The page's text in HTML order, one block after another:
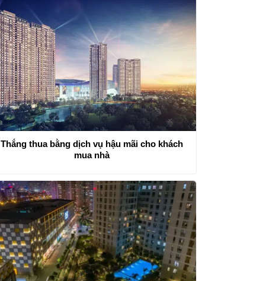
Thắng thua bằng dịch vụ hậu mãi cho khách
mua nhà